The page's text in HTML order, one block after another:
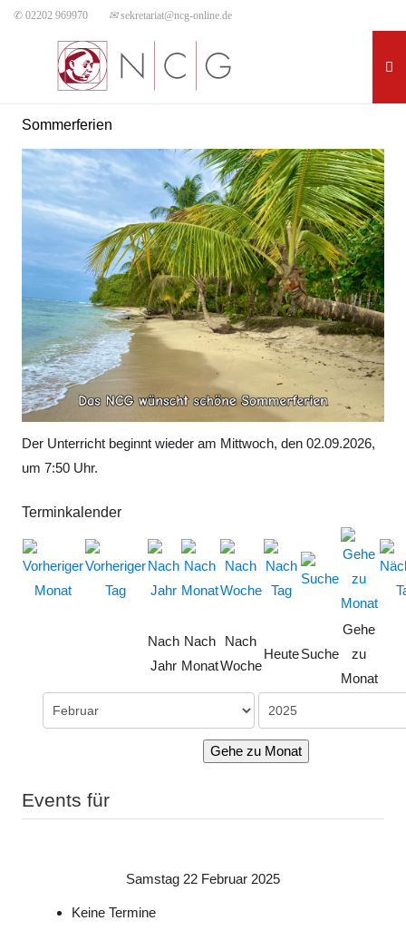
✆ 02202 969970 ✉sekretariat@ncg-online.de
Sommerferien
Der Unterricht beginnt wieder am Mittwoch, den 02.09.2026,
um 7:50 Uhr.
Terminkalender
Nach
Jahr
Nach
Monat
Nach
Woche
HeuteSuche
Gehe
zu
Monat
Gehe zu Monat
Events für
Samstag 22 Februar 2025
Keine Termine